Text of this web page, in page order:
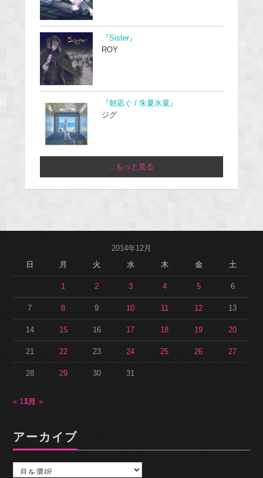
『Sister』
ROY
『朝凪ぐ / 朱夏氷菓』
ジグ
...もっと見る
2014年12月
日
月 火 水 木 金 土
1 2 3 4 5 6
7 8 9 10 11 12 13
14 15 16 17 18 19 20
21 22 23 24 25 26 27
28 29 30 31
« 11月1月 »
アーカイブ